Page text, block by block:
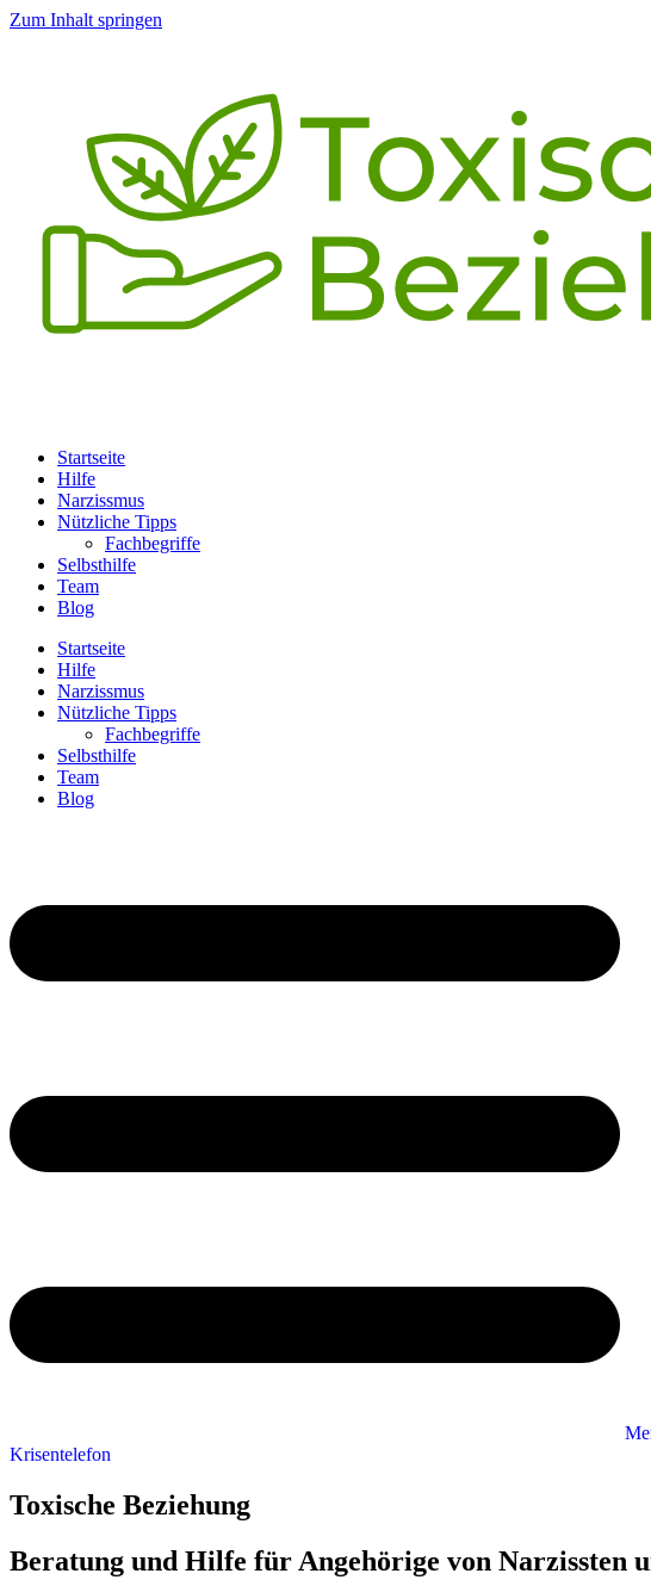
Zum Inhalt springen
Startseite
Hilfe
Narzissmus
Nützliche Tipps
Fachbegriffe
Selbsthilfe
Team
Blog
Startseite
Hilfe
Narzissmus
Nützliche Tipps
Fachbegriffe
Selbsthilfe
Team
Blog
Krisentelefon
Toxische Beziehung
Beratung und Hilfe für Angehörige von Narzissten